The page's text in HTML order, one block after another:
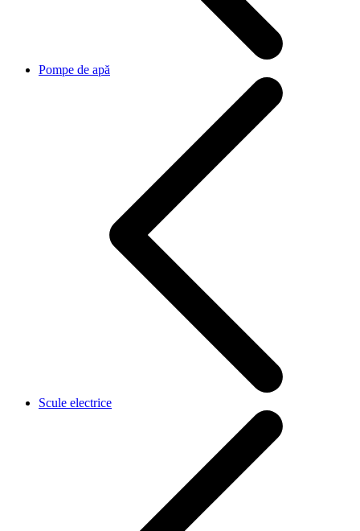
Pompe de apă
Scule electrice